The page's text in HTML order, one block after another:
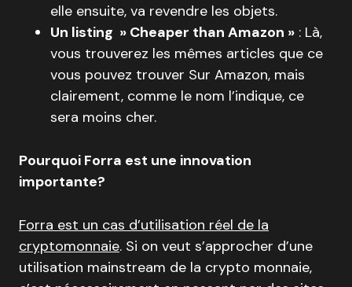
elle ensuite, va revendre les objets.
Un listing » Cheaper than Amazon » : Là,
vous trouverez les mêmes articles que ce
vous pouvez trouver Sur Amazon, mais
clairement, comme le nom l’indique, ce
sera moins cher.
Pourquoi Forra est une innovation
importante?
Forra est un cas d’utilisation réel de la
cryptomonnaie. Si on veut s’approcher d’une
utilisation mainstream de la crypto monnaie,